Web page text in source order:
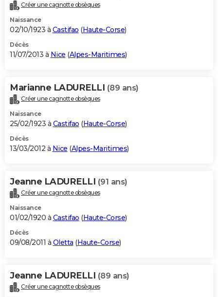
Créer une cagnotte obsèques
Naissance
02/10/1923 à Castifao (Haute-Corse)
Décès
11/07/2013 à Nice (Alpes-Maritimes)
Marianne LADURELLI (89 ans)
Créer une cagnotte obsèques
Naissance
25/02/1923 à Castifao (Haute-Corse)
Décès
13/03/2012 à Nice (Alpes-Maritimes)
Jeanne LADURELLI (91 ans)
Créer une cagnotte obsèques
Naissance
01/02/1920 à Castifao (Haute-Corse)
Décès
09/08/2011 à Oletta (Haute-Corse)
Jeanne LADURELLI (89 ans)
Créer une cagnotte obsèques